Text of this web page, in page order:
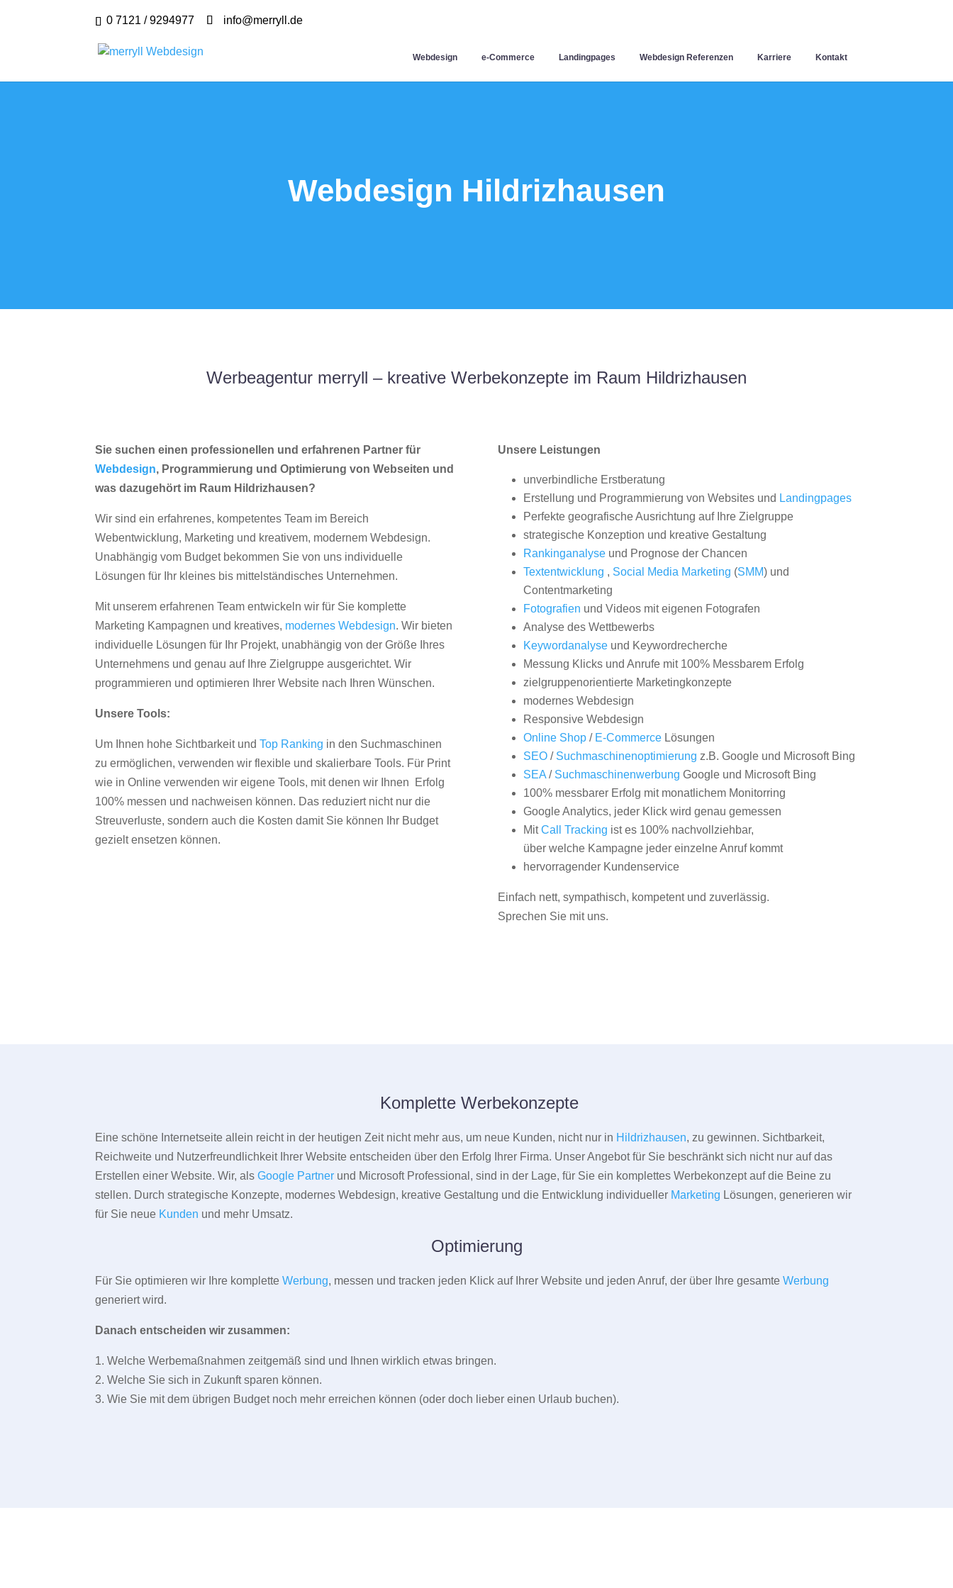
0 7121 / 9294977 info@merryll.de
Webdesign e-Commerce Landingpages Webdesign Referenzen Karriere Kontakt
Webdesign Hildrizhausen
Werbeagentur merryll – kreative Werbekonzepte im Raum Hildrizhausen
Sie suchen einen professionellen und erfahrenen Partner für
Webdesign, Programmierung und Optimierung von Webseiten und
was dazugehört im Raum Hildrizhausen?
Wir sind ein erfahrenes, kompetentes Team im Bereich
Webentwicklung, Marketing und kreativem, modernem Webdesign.
Unabhängig vom Budget bekommen Sie von uns individuelle
Lösungen für Ihr kleines bis mittelständisches Unternehmen.
Mit unserem erfahrenen Team entwickeln wir für Sie komplette
Marketing Kampagnen und kreatives, modernes Webdesign. Wir bieten
individuelle Lösungen für Ihr Projekt, unabhängig von der Größe Ihres
Unternehmens und genau auf Ihre Zielgruppe ausgerichtet. Wir
programmieren und optimieren Ihrer Website nach Ihren Wünschen.
Unsere Tools:
Um Ihnen hohe Sichtbarkeit undTop Ranking in den Suchmaschinen
zu ermöglichen, verwenden wir flexible und skalierbare Tools. Für Print
wie in Online verwenden wir eigene Tools, mit denen wir Ihnen Erfolg
100% messen und nachweisen können. Das reduziert nicht nur die
Streuverluste, sondern auch die Kosten damit Sie können Ihr Budget
gezielt ensetzen können.
Unsere Leistungen
unverbindliche Erstberatung
Erstellung und Programmierung von Websites und Landingpages
Perfekte geografische Ausrichtung auf Ihre Zielgruppe
strategische Konzeption und kreative Gestaltung
Rankinganalyseund Prognose der Chancen
Textentwicklung , Social Media Marketing (SMM) und
Contentmarketing
Fotografien und Videos mit eigenen Fotografen
Analyse des Wettbewerbs
Keywordanalyseund Keywordrecherche
Messung Klicks und Anrufe mit 100% Messbarem Erfolg
zielgruppenorientierte Marketingkonzepte
modernes Webdesign
Responsive Webdesign
Online Shop/ E-CommerceLösungen
SEO/ Suchmaschinenoptimierung z.B. Google und Microsoft Bing
SEA/ Suchmaschinenwerbung Google und Microsoft Bing
100% messbarer Erfolg mit monatlichem Monitorring
Google Analytics, jeder Klick wird genau gemessen
MitCall Tracking ist es 100% nachvollziehbar,
über welche Kampagne jeder einzelne Anruf kommt
hervorragender Kundenservice
Einfach nett, sympathisch, kompetent und zuverlässig.
Sprechen Sie mit uns.
Komplette Werbekonzepte
Eine schöne Internetseite allein reicht in der heutigen Zeit nicht mehr aus, um neue Kunden, nicht nur in Hildrizhausen, zu gewinnen. Sichtbarkeit,
Reichweite und Nutzerfreundlichkeit Ihrer Website entscheiden über den Erfolg Ihrer Firma. Unser Angebot für Sie beschränkt sich nicht nur auf das
Erstellen einer Website. Wir, alsGoogle Partner und Microsoft Professional, sind in der Lage, für Sie ein komplettes Werbekonzept auf die Beine zu
stellen. Durch strategische Konzepte, modernes Webdesign, kreative Gestaltung und die Entwicklung individueller Marketing Lösungen, generieren wir
für Sie neue Kunden und mehr Umsatz.
Optimierung
Für Sie optimieren wir Ihre kompletteWerbung, messen und tracken jeden Klick auf Ihrer Website und jeden Anruf, der über Ihre gesamteWerbung
generiert wird.
Danach entscheiden wir zusammen:
1. Welche Werbemaßnahmen zeitgemäß sind und Ihnen wirklich etwas bringen.
2. Welche Sie sich in Zukunft sparen können.
3. Wie Sie mit dem übrigen Budget noch mehr erreichen können (oder doch lieber einen Urlaub buchen).